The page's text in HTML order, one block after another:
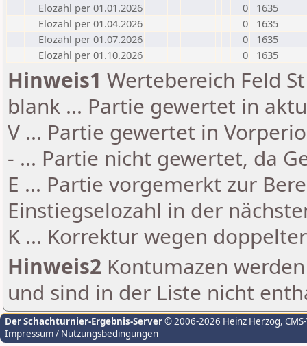
Elozahl per 01.01.2026
0
1635
Elozahl per 01.04.2026
0
1635
Elozahl per 01.07.2026
0
1635
Elozahl per 01.10.2026
0 1635
Hinweis1 Wertebereich Feld
blank ... Partie gewertet in
V ... Partie gewertet in
- ... Partie nicht gewertet, da
E ... Partie vorgemerkt zur
Einstiegselozahl in der
K ... Korrektur wegen
Hinweis2 Kontumazen
und sind in der Liste nicht
Der Schachturnier-Ergebnis-Server© 2006-2026 Heinz Herzog,
Impressum / Nutzungsbedingungen